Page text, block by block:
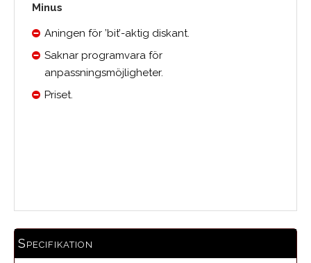
Minus
Aningen för ’bit’-aktig diskant.
Saknar programvara för
anpassningsmöjligheter.
Priset.
Specifikation